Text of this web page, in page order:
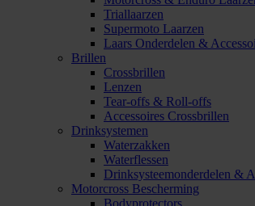
Triallaarzen
Supermoto Laarzen
Laars Onderdelen &
Brillen
Crossbrillen
Lenzen
Tear-offs & Roll-offs
Accessoires Crossbrillen
Drinksystemen
Waterzakken
Waterflessen
Drinksysteemonderdelen &
Motorcross Bescherming
Bodyprotectors